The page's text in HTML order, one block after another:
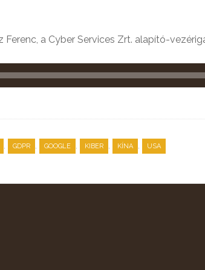
a Cyber Services Zrt. alapító-
, GDPR , GOOGLE , KIBER , KÍNA , USA